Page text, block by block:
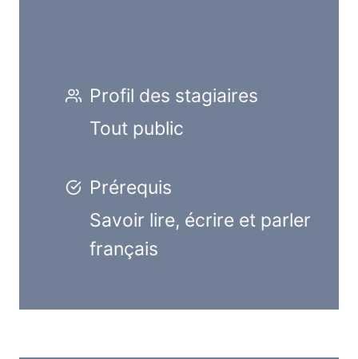
Profil des stagiaires
Tout public
Prérequis
Savoir lire, écrire et parler
français